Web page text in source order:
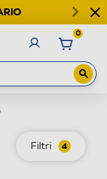
0
Filtri 4